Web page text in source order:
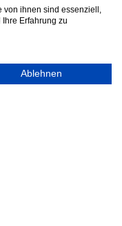
von ihnen sind essenziell,
Erfahrung zu
Ablehnen